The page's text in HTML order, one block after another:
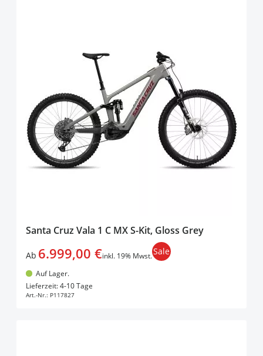
Santa Cruz Vala 1 C MX S-Kit, Gloss Grey
Ab 6.999,00 €inkl. 19% Mwst.Sale
Auf Lager.
Lieferzeit: 4-10 Tage
Art.-Nr.: P117827